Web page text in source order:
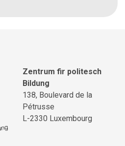
Zentrum fir politesch
Bildung
138, Boulevard de la
Pétrusse
L-2330 Luxembourg